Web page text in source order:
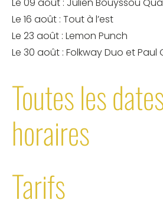
Le 09 août : Julien Bouyssou
Le 16 août : Tout à l’est
Le 23 août : Lemon Punch
Le 30 août : Folkway Duo et Paul
Toutes les
horaires
Tarifs